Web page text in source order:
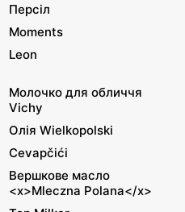
Персіл
Moments
Leon
Молочко для обличчя
Vichy
Олія Wielkopolski
Cevapčići
Вершкове масло
<x>Mleczna Polana</x>